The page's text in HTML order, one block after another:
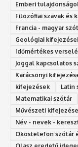
Emberi
Filozófiai szavak és
Francia - magyar
Geológiai
Időmértékes
Joggal kapcsolatos
Karácsonyi
kifejezések
Latin
Matematikai szótár
Művészeti
Név - nevek -
Okostelefon szótár